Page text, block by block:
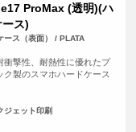
ProMax (透明)(ハ
ース)
ース（表面） / PLATA
衝撃性、耐熱性に優れたプ
ク製のスマホハードケース
ジェット印刷